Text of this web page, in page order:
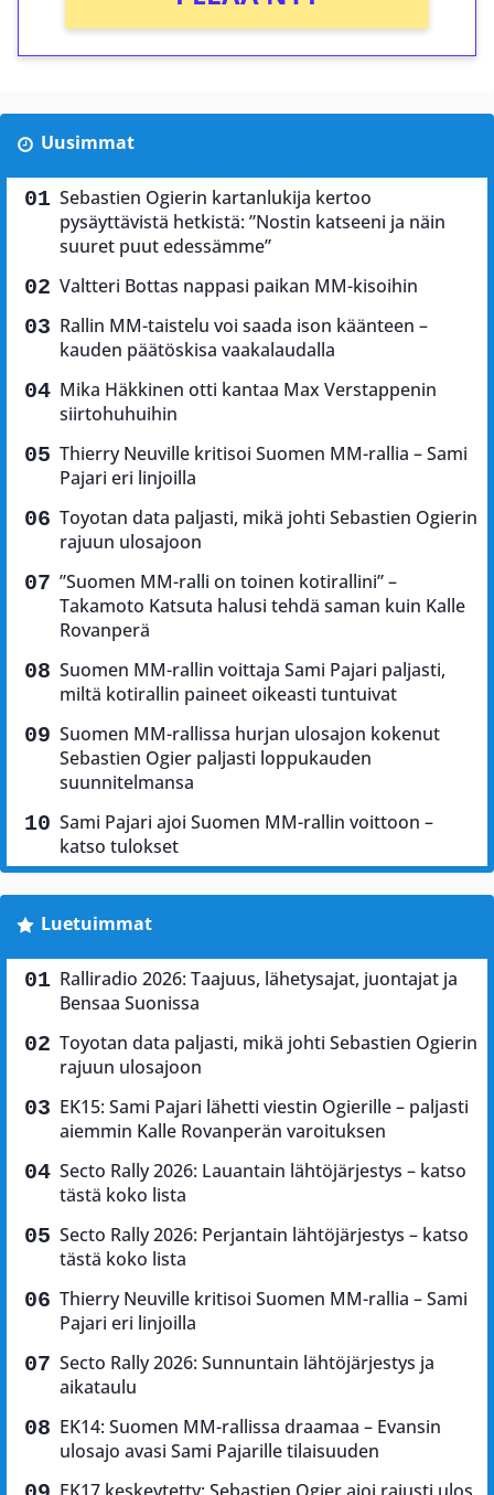
Uusimmat
Sebastien Ogierin kartanlukija kertoo
pysäyttävistä hetkistä: ”Nostin katseeni ja näin
suuret puut edessämme”
Valtteri Bottas nappasi paikan MM-kisoihin
Rallin MM-taistelu voi saada ison käänteen –
kauden päätöskisa vaakalaudalla
Mika Häkkinen otti kantaa Max Verstappenin
siirtohuhuihin
Thierry Neuville kritisoi Suomen MM-rallia – Sami
Pajari eri linjoilla
Toyotan data paljasti, mikä johti Sebastien Ogierin
rajuun ulosajoon
”Suomen MM-ralli on toinen kotirallini” –
Takamoto Katsuta halusi tehdä saman kuin Kalle
Rovanperä
Suomen MM-rallin voittaja Sami Pajari paljasti,
miltä kotirallin paineet oikeasti tuntuivat
Suomen MM-rallissa hurjan ulosajon kokenut
Sebastien Ogier paljasti loppukauden
suunnitelmansa
Sami Pajari ajoi Suomen MM-rallin voittoon –
katso tulokset
Luetuimmat
Ralliradio 2026: Taajuus, lähetysajat, juontajat ja
Bensaa Suonissa
Toyotan data paljasti, mikä johti Sebastien Ogierin
rajuun ulosajoon
EK15: Sami Pajari lähetti viestin Ogierille – paljasti
aiemmin Kalle Rovanperän varoituksen
Secto Rally 2026: Lauantain lähtöjärjestys – katso
tästä koko lista
Secto Rally 2026: Perjantain lähtöjärjestys – katso
tästä koko lista
Thierry Neuville kritisoi Suomen MM-rallia – Sami
Pajari eri linjoilla
Secto Rally 2026: Sunnuntain lähtöjärjestys ja
aikataulu
EK14: Suomen MM-rallissa draamaa – Evansin
ulosajo avasi Sami Pajarille tilaisuuden